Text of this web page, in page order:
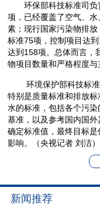
环保部科技标准司负
项，已经覆盖了空气、
素；现行国家污染物排
标准75项，控制项目达
达到158项。总体而言，
物项目数量和严格程度与
环境保护部科技标准
特别是质量标准和排放
水的标准，包括各个污
基准，以及参考国内国
确定标准值，最终目标
影响。（央视记者 刘洁）
新闻推荐